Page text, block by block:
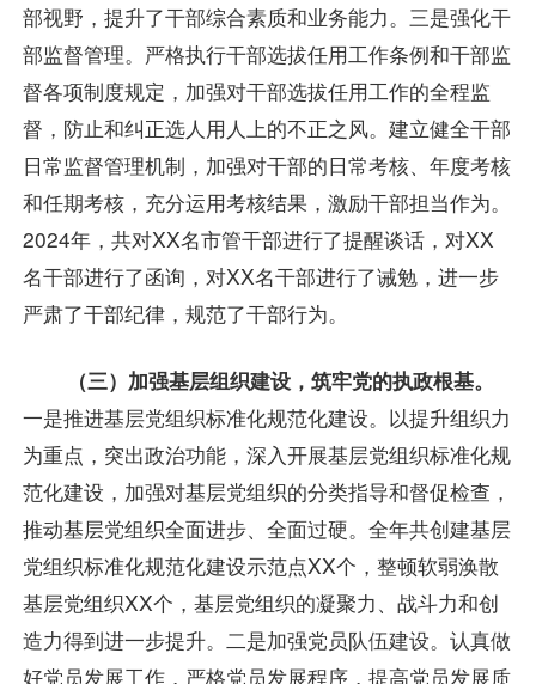
部视野，提升了干部综合素质和业务能力。三是强化干
部监督管理。严格执行干部选拔任用工作条例和干部监
督各项制度规定，加强对干部选拔任用工作的全程监
督，防止和纠正选人用人上的不正之风。建立健全干部
日常监督管理机制，加强对干部的日常考核、年度考核
和任期考核，充分运用考核结果，激励干部担当作为。
2024年，共对XX名市管干部进行了提醒谈话，对XX
名干部进行了函询，对XX名干部进行了诫勉，进一步
严肃了干部纪律，规范了干部行为。
（三）加强基层组织建设，筑牢党的执政根基。
一是推进基层党组织标准化规范化建设。以提升组织力
为重点，突出政治功能，深入开展基层党组织标准化规
范化建设，加强对基层党组织的分类指导和督促检查，
推动基层党组织全面进步、全面过硬。全年共创建基层
党组织标准化规范化建设示范点XX个，整顿软弱涣散
基层党组织XX个，基层党组织的凝聚力、战斗力和创
造力得到进一步提升。二是加强党员队伍建设。认真做
好党员发展工作，严格党员发展程序，提高党员发展质